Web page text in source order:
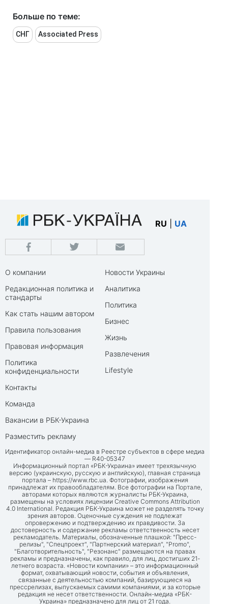
Больше по теме:
СНГ Associated Press
RU UA
О компании
Редакционная политика и
стандарты
Как стать нашим автором
Правила пользования
Правовая информация
Политика
конфиденциальности
Контакты
Команда
Вакансии в РБК-Украина
Разместить рекламу
Новости Украины
Аналитика
Политика
Бизнес
Жизнь
Развлечения
Lifestyle
Идентификатор онлайн-медиа в Реестре субъектов в сфере медиа
— R40-05347
Информационный портал «РБК-Украина» имеет трехязычную
версию (украинскую, русскую и английскую), главная страница
портала – https://www.rbc.ua. Фотографии, изображения
принадлежат их правообладателям. Все фотографии на Портале,
авторами которых являются журналисты РБК-Украина,
размещены на условиях лицензии Creative Commons Attribution
4.0 International. Редакция РБК-Украина может не разделять точку
зрения авторов. Оценочные суждения не подлежат
опровержению и подтверждению их правдивости. За
достоверность и содержание рекламы ответственность несет
рекламодатель. Материалы, обозначенные плашкой: "Пресс-
релизы", "Спецпроект", "Партнерский материал", "Promo",
"Благотворительность", "Резонанс" размещаются на правах
рекламы и предназначены, как правило, для лиц, достигших 21-
летнего возраста. «Новости компании» – это информационный
формат, охватывающий новости, события и объявления,
связанные с деятельностью компаний, базирующиеся на
прессрелизах, выпускаемых самими компаниями, и за которые
редакция не несет ответственности. Онлайн-медиа «РБК-
Украина» предназначено для лиц от 21 года.